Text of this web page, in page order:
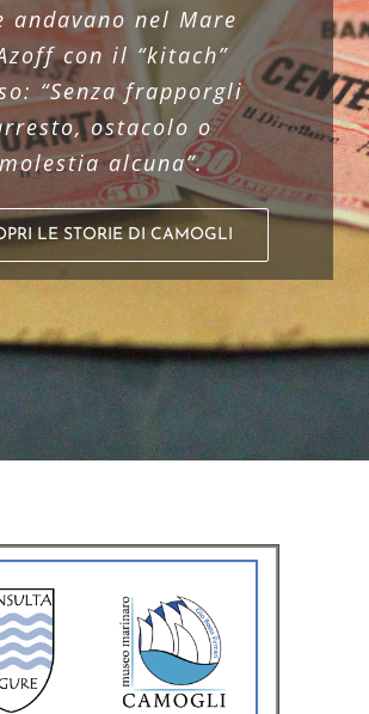
andavano nel Mare
con il “kitach”
“Senza frapporgli
ostacolo o
molestia alcuna”.
LE STORIE DI CAMOGLI